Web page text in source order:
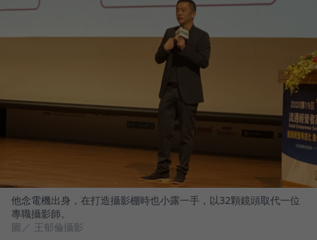
他念電機出身，在打造攝影棚時也小露一手，以32顆鏡頭取代一位
專職攝影師。
圖／ 王郁倫攝影